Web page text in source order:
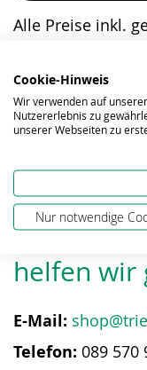
Alle Preise inkl.
Bei
helfen wir
E-Mail:
Telefon: 089 570
Cookie-Hinweis
Wir verwenden auf
Nutzererlebnis zu
unserer Webseiten zu
Nur notwendige